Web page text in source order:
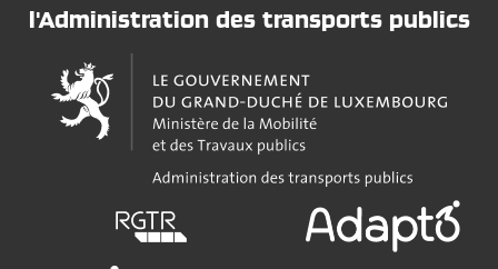
l'Administration des transports publics